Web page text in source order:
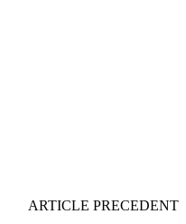
ARTICLE PRECEDENT